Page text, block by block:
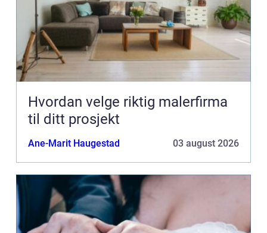
Hvordan velge riktig malerfirma
til ditt prosjekt
Ane-Marit Haugestad 03 august 2026